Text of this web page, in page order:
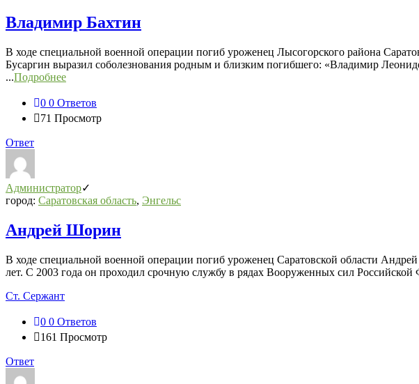
Владимир Бахтин
В ходе специальной военной операции погиб уроженец Лысогорского района
Бусаргин выразил соболезнования родным и близким погибшего: «Владимир
...Подробнее
0 0 Ответов
71 Просмотр
Ответ
Администратор
город: Саратовская область, Энгельс
Андрей Шорин
В ходе специальной военной операции погиб уроженец Саратовской области
лет. С 2003 года он проходил срочную службу в рядах Вооруженных сил
Ст. Сержант
0 0 Ответов
161 Просмотр
Ответ